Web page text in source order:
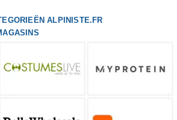
ALPINISTE.FR